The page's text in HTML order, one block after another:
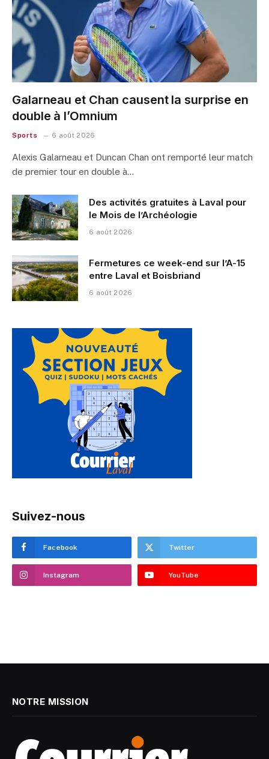
Galarneau et Chan causent la surprise en
double à l’Omnium
Sports 6 août 2026
Alexis Galarneau et Duncan Chan ont remporté leur match
de premier tour en double à…
Des activités gratuites à Laval pour
le Mois de l’Archéologie
6 août 2026
Fermetures ce week-end sur l’A-15
entre Laval et Boisbriand
6 août 2026
Suivez-nous
Facebook Twitter
Instagram YouTube
NOTRE MISSION